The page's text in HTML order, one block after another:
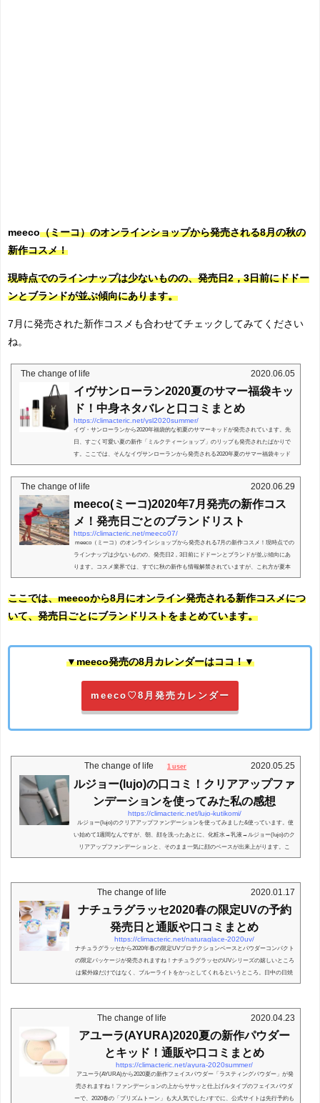
meeco（ミーコ）のオンラインショップから発売される8月の秋の
新作コスメ！
現時点でのラインナップは少ないものの、発売日2，3日前にドドー
ンとブランドが並ぶ傾向にあります。
7月に発売された新作コスメも合わせてチェックしてみてください
ね。
The change of life 2020.06.05
イヴサンローラン2020夏のサマー福袋キッ
ド！中身ネタバレと口コミまとめ
https://climacteric.net/ysl2020summer/
イヴ・サンローランから2020年福袋的な初夏のサマーキッドが発売されています。先
日、すごく可愛い夏の新作「ミルクティーショップ」のリップも発売されたばかりで
す。ここでは、そんなイヴサンローランから発売される2020年夏のサマー福袋キッド
について、中身や通...
The change of life 2020.06.29
meeco(ミーコ)2020年7月発売の新作コス
メ！発売日ごとのブランドリスト
https://climacteric.net/meeco07/
meeco（ミーコ）のオンラインショップから発売される7月の新作コスメ！現時点での
ラインナップは少ないものの、発売日2，3日前にドドーンとブランドが並ぶ傾向にあ
ります。コスメ業界では、すでに秋の新作も情報解禁されていますが、これ方が夏本
番！今すごほ...
ここでは、meecoから8月にオンライン発売される新作コスメにつ
いて、発売日ごとにブランドリストをまとめています。
▼meeco発売の8月カレンダーはココ！▼
meeco♡8月発売カレンダー
The change of life 1 user 2020.05.25
ルジョー(lujo)の口コミ！クリアアップファ
ンデーションを使ってみた私の感想
https://climacteric.net/lujo-kutikomi/
ルジョー(lujo)のクリアアップファンデーションを使ってみました&使っています。使
い始めて1週間なんですが、朝、顔を洗ったあとに、化粧水→乳液→ルジョー(lujo)のク
リアアップファンデーションと、そのまま一気に顔のベースが出来上がります。こ
れ、すご...
The change of life 2020.01.17
ナチュラグラッセ2020春の限定UVの予約
発売日と通販や口コミまとめ
https://climacteric.net/naturaglace-2020uv/
ナチュラグラッセから2020年春の限定UVプロテクションベースとパウダーコンパクト
の限定パッケージが発売されますね！ナチュラグラッセのUVシリーズの嬉しいところ
は紫外線だけではなく、ブルーライトをかっとしてくれるというところ。日中の日焼
け止めには敏感でも...
The change of life 2020.04.23
アユーラ(AYURA)2020夏の新作パウダー
とキッド！通販や口コミまとめ
https://climacteric.net/ayura-2020summer/
アユーラ(AYURA)から2020夏の新作フェイスパウダー「ラスティングパウダー」が発
売されますね！ファンデーションの上からササッと仕上げルタイプのフェイスパウダ
ーで、2020春の「プリズムトーン」も大人気でした♪すでに、公式サイトは先行予約も